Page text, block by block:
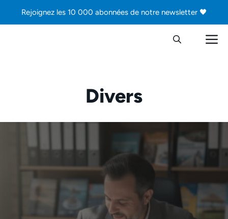
Rejoignez les 10 000 abonnées de notre newsletter 🖤
Divers